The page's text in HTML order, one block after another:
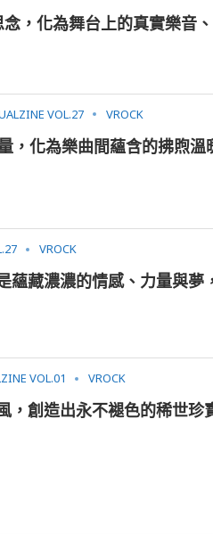
，化為舞台上的真實樂音
VOL.27 VROCK
，化為樂曲間蘊含的拂煦
VROCK
蘊藏濃濃的情感、力量與夢
VOL.01 VROCK
，創造出永不褪色的稀世珍